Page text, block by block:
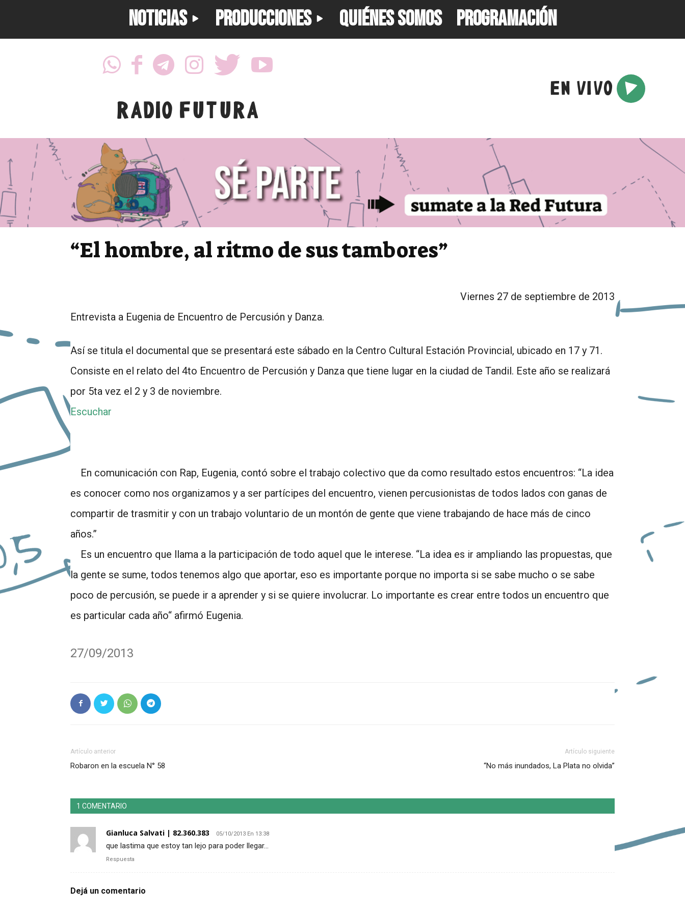
NOTICIAS PRODUCCIONES QUIÉNES SOMOS PROGRAMACIÓN
RADIO FUTURA
EN VIVO
“El hombre, al ritmo de sus tambores”
Viernes 27 de septiembre de 2013
Entrevista a Eugenia de Encuentro de Percusión y Danza.
Así se titula el documental que se presentará este sábado en la Centro Cultural Estación Provincial, ubicado en 17 y 71.
Consiste en el relato del 4to Encuentro de Percusión y Danza que tiene lugar en la ciudad de Tandil. Este año se realizará
por 5ta vez el 2 y 3 de noviembre.
Escuchar
En comunicación con Rap, Eugenia, contó sobre el trabajo colectivo que da como resultado estos encuentros: “La idea
es conocer como nos organizamos y a ser partícipes del encuentro, vienen percusionistas de todos lados con ganas de
compartir de trasmitir y con un trabajo voluntario de un montón de gente que viene trabajando de hace más de cinco
años.”
Es un encuentro que llama a la participación de todo aquel que le interese. “La idea es ir ampliando las propuestas, que
la gente se sume, todos tenemos algo que aportar, eso es importante porque no importa si se sabe mucho o se sabe
poco de percusión, se puede ir a aprender y si se quiere involucrar. Lo importante es crear entre todos un encuentro que
es particular cada año“ afirmó Eugenia.
27/09/2013
Artículo anterior
Robaron en la escuela N° 58
Artículo siguiente
“No más inundados, La Plata no olvida”
1 COMENTARIO
Gianluca Salvati | 82.360.383 05/10/2013 En 13:38
que lastima que estoy tan lejo para poder llegar...
Respuesta
Dejá un comentario